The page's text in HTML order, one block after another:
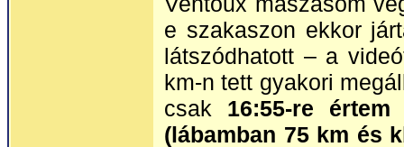
e szakaszon ekkor
látszódhatott – a
km-n tett gyakori
csak 16:55-re
(lábamban 75 km és